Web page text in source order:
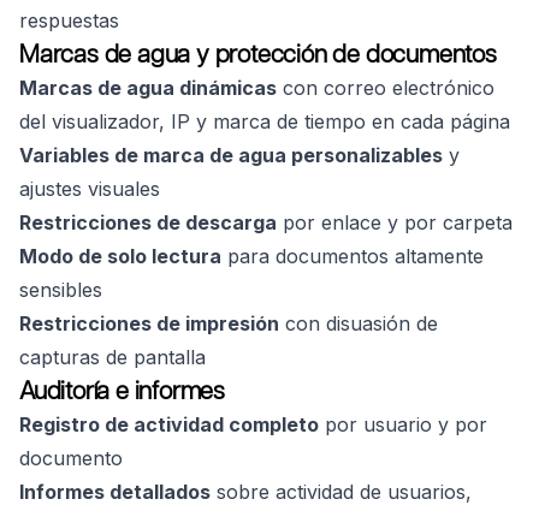
respuestas
Marcas de agua y protección de documentos
Marcas de agua dinámicas con correo electrónico
del visualizador, IP y marca de tiempo en cada página
Variables de marca de agua personalizables y
ajustes visuales
Restricciones de descarga por enlace y por carpeta
Modo de solo lectura para documentos altamente
sensibles
Restricciones de impresión con disuasión de
capturas de pantalla
Auditoría e informes
Registro de actividad completo por usuario y por
documento
Informes detallados sobre actividad de usuarios,